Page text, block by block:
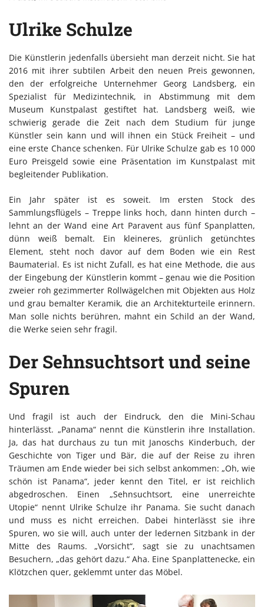
Ulrike Schulze
Die Künstlerin jedenfalls übersieht man derzeit nicht. Sie hat
2016 mit ihrer subtilen Arbeit den neuen Preis gewonnen,
den der erfolgreiche Unternehmer Georg Landsberg, ein
Spezialist für Medizintechnik, in Abstimmung mit dem
Museum Kunstpalast gestiftet hat. Landsberg weiß, wie
schwierig gerade die Zeit nach dem Studium für junge
Künstler sein kann und will ihnen ein Stück Freiheit – und
eine erste Chance schenken. Für Ulrike Schulze gab es 10 000
Euro Preisgeld sowie eine Präsentation im Kunstpalast mit
begleitender Publikation.
Ein Jahr später ist es soweit. Im ersten Stock des
Sammlungsflügels – Treppe links hoch, dann hinten durch –
lehnt an der Wand eine Art Paravent aus fünf Spanplatten,
dünn weiß bemalt. Ein kleineres, grünlich getünchtes
Element, steht noch davor auf dem Boden wie ein Rest
Baumaterial. Es ist nicht Zufall, es hat eine Methode, die aus
der Eingebung der Künstlerin kommt – genau wie die Position
zweier roh gezimmerter Rollwägelchen mit Objekten aus Holz
und grau bemalter Keramik, die an Architekturteile erinnern.
Man solle nichts berühren, mahnt ein Schild an der Wand,
die Werke seien sehr fragil.
Der Sehnsuchtsort und seine
Spuren
Und fragil ist auch der Eindruck, den die Mini-Schau
hinterlässt. „Panama“ nennt die Künstlerin ihre Installation.
Ja, das hat durchaus zu tun mit Janoschs Kinderbuch, der
Geschichte von Tiger und Bär, die auf der Reise zu ihren
Träumen am Ende wieder bei sich selbst ankommen: „Oh, wie
schön ist Panama“, jeder kennt den Titel, er ist reichlich
abgedroschen. Einen „Sehnsuchtsort, eine unerreichte
Utopie“ nennt Ulrike Schulze ihr Panama. Sie sucht danach
und muss es nicht erreichen. Dabei hinterlässt sie ihre
Spuren, wo sie will, auch unter der ledernen Sitzbank in der
Mitte des Raums. „Vorsicht“, sagt sie zu unachtsamen
Besuchern, „das gehört dazu.“ Aha. Eine Spanplattenecke, ein
Klötzchen quer, geklemmt unter das Möbel.